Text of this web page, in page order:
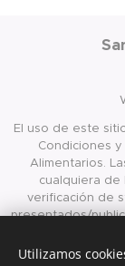
El uso de este
Condiciones
Alimentarios.
cualquiera de
verificación de
presentados/
válidos
Utilizamos